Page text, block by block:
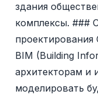
здания
комплексы. ###
BIM (Building
архитекторам и
моделировать